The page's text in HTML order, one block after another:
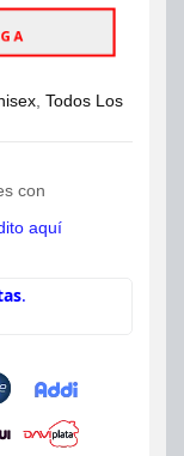
Todos Los
con
aquí